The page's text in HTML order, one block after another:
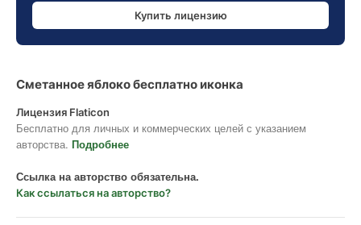
Купить лицензию
Сметанное яблоко бесплатно иконка
Лицензия Flaticon
Бесплатно для личных и коммерческих целей с указанием
авторства. Подробнее
Ссылка на авторство обязательна.
Как ссылаться на авторство?